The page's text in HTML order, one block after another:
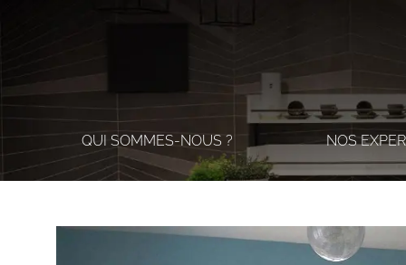
QUI SOMMES-NOUS ? NOS